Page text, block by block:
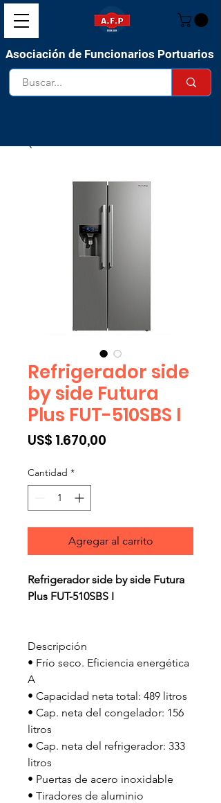
Asociación de Funcionarios Portuarios
Refrigerador side
by side Futura
Plus FUT-510SBS I
US$ 1.670,00
Cantidad *
Agregar al carrito
Refrigerador side by side Futura
Plus FUT-510SBS I
Descripción
• Frío seco. Eficiencia energética
A
• Capacidad neta total: 489 litros
• Cap. neta del congelador: 156
litros
• Cap. neta del refrigerador: 333
litros
• Puertas de acero inoxidable
• Tiradores de aluminio